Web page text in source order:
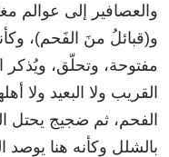
والعصافير إلى عوالم
و(قبائلُ منَ الفَحم)،
مفتوحة، وتحلّق، ويُذكر
القريب ولا البعيد ولا
الفحم، ثم ضجيج يحتل
بالشلل وكأنه هنا يوصد